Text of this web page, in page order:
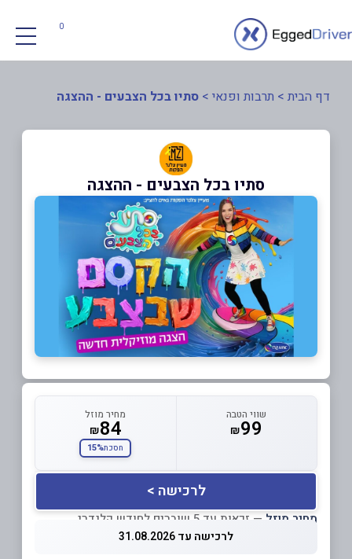
0
דף הבית > תרבות ופנאי > סתיו בכל הצבעים - ההצגה
סתיו בכל הצבעים - ההצגה
שווי הטבה
₪99
מחיר מוזל
₪84
חסכת15%
לרכישה >
מחיר מוזל — זכאות עד 5 שוברים לחודש קלנדרי
לרכישה עד 31.08.2026